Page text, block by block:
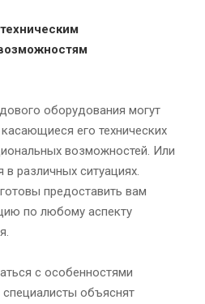
оборудования могут
его технических
возможностей. Или
различных ситуациях.
предоставить вам
по любому аспекту
с особенностями
объяснят